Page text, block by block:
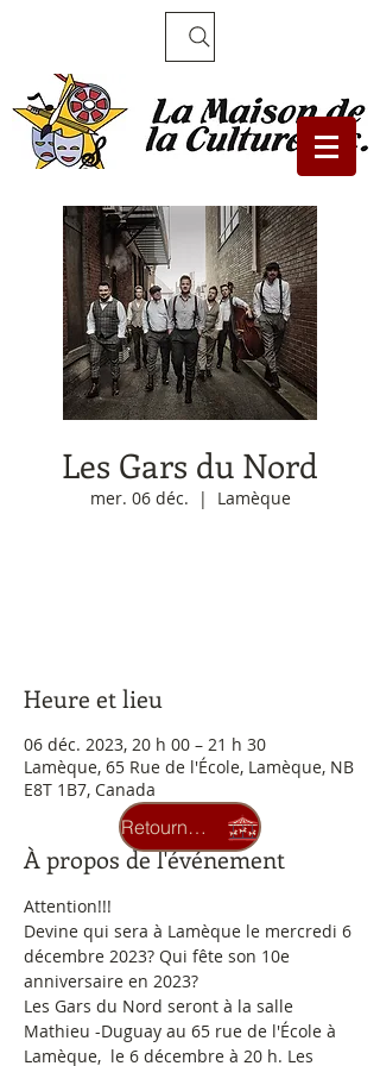
Les Gars du Nord
mer. 06 déc.
  |
Lamèque
Heure et lieu
06 déc. 2023, 20 h 00 – 21 h 30
Lamèque, 65 Rue de l'École, Lamèque, NB
E8T 1B7, Canada
À propos de l'événement
Attention!!!
Devine qui sera à Lamèque le mercredi 6
décembre 2023? Qui fête son 10e
anniversaire en 2023?
Les Gars du Nord seront à la salle
Mathieu -Duguay au 65 rue de l'École à
Lamèque,  le 6 décembre à 20 h. Les
Retourner au carrousel